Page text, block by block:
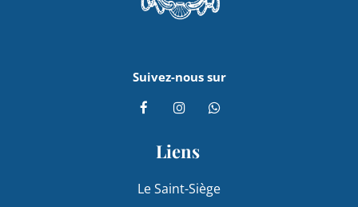
Suivez-nous sur
Liens
Le Saint-Siège